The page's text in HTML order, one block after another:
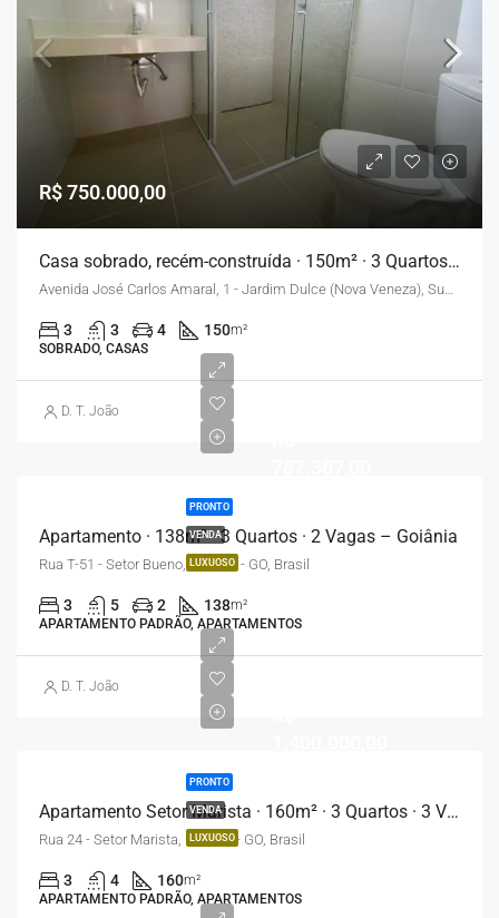
R$ 750.000,00
Casa sobrado, recém-construída · 150m² · 3 Quartos · 4 Vagas – Sumaré
Avenida José Carlos Amaral, 1 - Jardim Dulce (Nova Veneza), Sumaré - SP, Brasil
3 3 4 150m²
SOBRADO, CASAS
D. T. João
PRONTO
VENDA
LUXUOSO
Apartamento · 138m² · 3 Quartos · 2 Vagas – Goiânia
Rua T-51 - Setor Bueno, Goiânia - GO, Brasil
3 5 2 138m²
APARTAMENTO PADRÃO, APARTAMENTOS
D. T. João
PRONTO
VENDA
LUXUOSO
Apartamento Setor Marista · 160m² · 3 Quartos · 3 Vagas – Goiânia
Rua 24 - Setor Marista, Goiânia - GO, Brasil
3 4 160m²
APARTAMENTO PADRÃO, APARTAMENTOS